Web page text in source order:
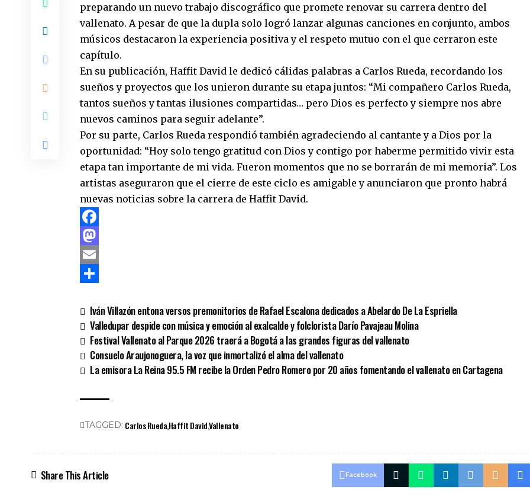
preparando un nuevo trabajo discográfico que promete renovar su carrera dentro del
vallenato. A pesar de que la dupla solo logró lanzar algunas canciones en conjunto, ambos
músicos destacaron la experiencia positiva y el respeto mutuo con el que cerraron este
capítulo.
En su publicación, Haffit David le dedicó cálidas palabras a Carlos Rueda, recordando los
sueños y proyectos que los unieron durante su etapa juntos: “Mi compañero Carlos Rueda,
tantos sueños y tantas ilusiones compartidas… pero Dios es perfecto y siempre nos abre
nuevos caminos para seguir adelante”.
Por su parte, Carlos Rueda respondió también agradeciendo al cantante y a Dios por la
oportunidad: “Hoy solo tengo gratitud con Dios y contigo por haberme permitido vivir esta
etapa tan importante de mi vida. Fueron momentos que no se borrarán de mi memoria”. Los
artistas aseguraron que el cierre de este ciclo es amigable y anunciaron que pronto habrá
nuevas noticias sobre la carrera de Haffit David.
Facebook
Mastodon
Email
Iván Villazón entona versos premonitorios de Rafael Escalona dedicados a Abelardo De La Espriella
Valledupar despide con música y emoción al exalcalde y folclorista Darío Pavajeau Molina
Festival Vallenato al Parque 2026 traerá a Bogotá a las grandes figuras del vallenato
Consuelo Araujonoguera, la voz que inmortalizó el alma del vallenato
La emisora La Reina 95.5 FM recibe la Orden Pedro Romero por 20 años fomentando el vallenato en Cartagena
TAGGED: Carlos RuedaHaffit DavidVallenato
Share This Article Facebook